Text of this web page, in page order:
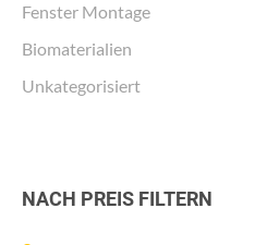
Fenster Montage
Biomaterialien
Unkategorisiert
NACH PREIS FILTERN